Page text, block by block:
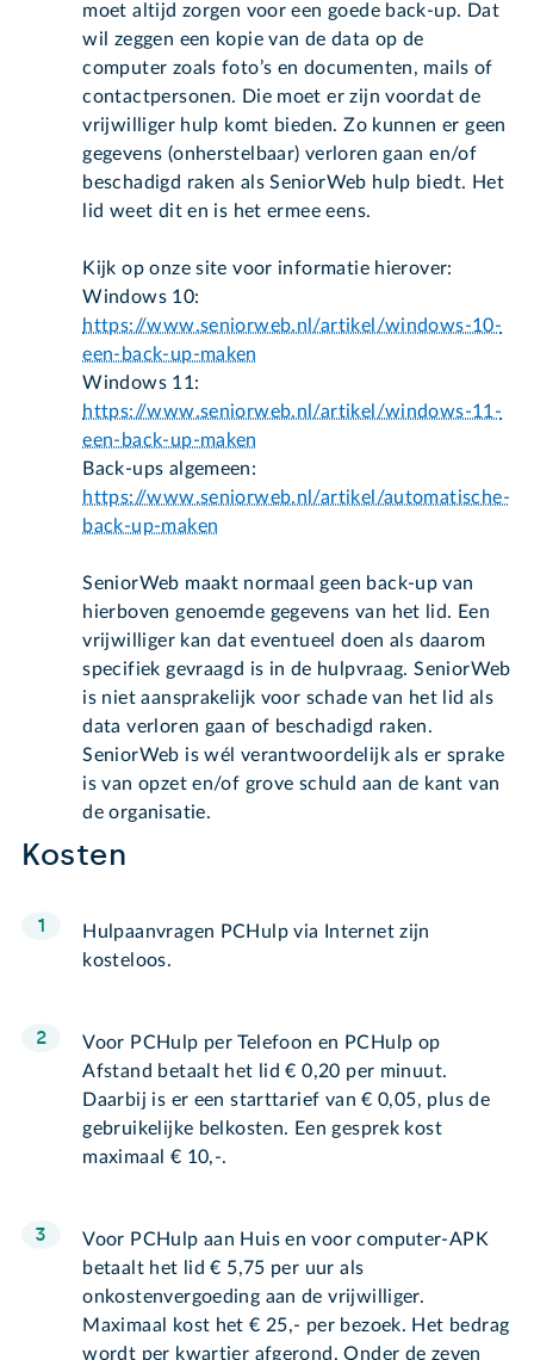
moet altijd zorgen voor een goede back-up. Dat
wil zeggen een kopie van de data op de
computer zoals foto’s en documenten, mails of
contactpersonen. Die moet er zijn voordat de
vrijwilliger hulp komt bieden. Zo kunnen er geen
gegevens (onherstelbaar) verloren gaan en/of
beschadigd raken als SeniorWeb hulp biedt. Het
lid weet dit en is het ermee eens.
Kijk op onze site voor informatie hierover:
Windows 10:
https://www.seniorweb.nl/artikel/windows-10-
een-back-up-maken
Windows 11:
https://www.seniorweb.nl/artikel/windows-11-
een-back-up-maken
Back-ups algemeen:
https://www.seniorweb.nl/artikel/automatische-
back-up-maken
SeniorWeb maakt normaal geen back-up van
hierboven genoemde gegevens van het lid. Een
vrijwilliger kan dat eventueel doen als daarom
specifiek gevraagd is in de hulpvraag. SeniorWeb
is niet aansprakelijk voor schade van het lid als
data verloren gaan of beschadigd raken.
SeniorWeb is wél verantwoordelijk als er sprake
is van opzet en/of grove schuld aan de kant van
de organisatie.
Kosten
Hulpaanvragen PCHulp via Internet zijn
kosteloos.
Voor PCHulp per Telefoon en PCHulp op
Afstand betaalt het lid € 0,20 per minuut.
Daarbij is er een starttarief van € 0,05, plus de
gebruikelijke belkosten. Een gesprek kost
maximaal € 10,-.
Voor PCHulp aan Huis en voor computer-APK
betaalt het lid € 5,75 per uur als
onkostenvergoeding aan de vrijwilliger.
Maximaal kost het € 25,- per bezoek. Het bedrag
wordt per kwartier afgerond. Onder de zeven